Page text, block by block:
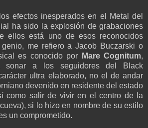
efectos inesperados en el Metal del
ha sido la explosión de grabaciones
ellos está uno de esos reconocidos
me refiero a Jacob Buczarski o
es conocido por
Mare Cognitum,
sonar a los seguidores del Black
ultra elaborado, no el de andar
devenido en residente del estado
como salir de vivir en el centro de la
si lo hizo en nombre de su estilo
un comprometido.